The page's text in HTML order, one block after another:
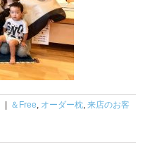
＆Free, オーダー枕, 来店のお客